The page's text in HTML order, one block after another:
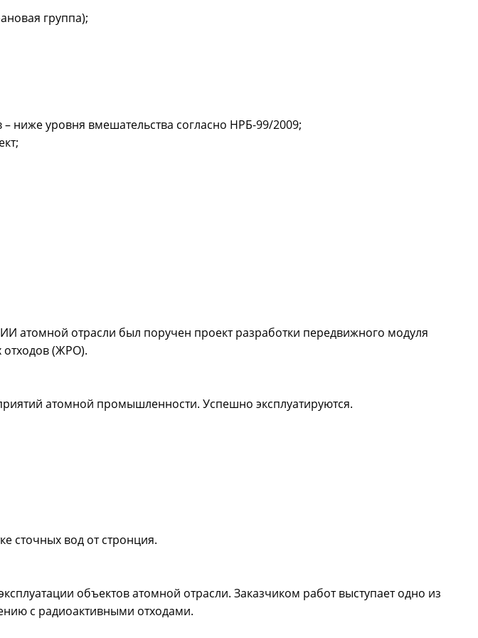
группа);
ниже уровня вмешательства согласно НРБ-99/2009;
атомной отрасли был поручен проект разработки передвижного модуля
отходов (ЖРО).
атомной промышленности. Успешно эксплуатируются.
сточных вод от стронция.
объектов атомной отрасли. Заказчиком работ выступает одно из
с радиоактивными отходами.